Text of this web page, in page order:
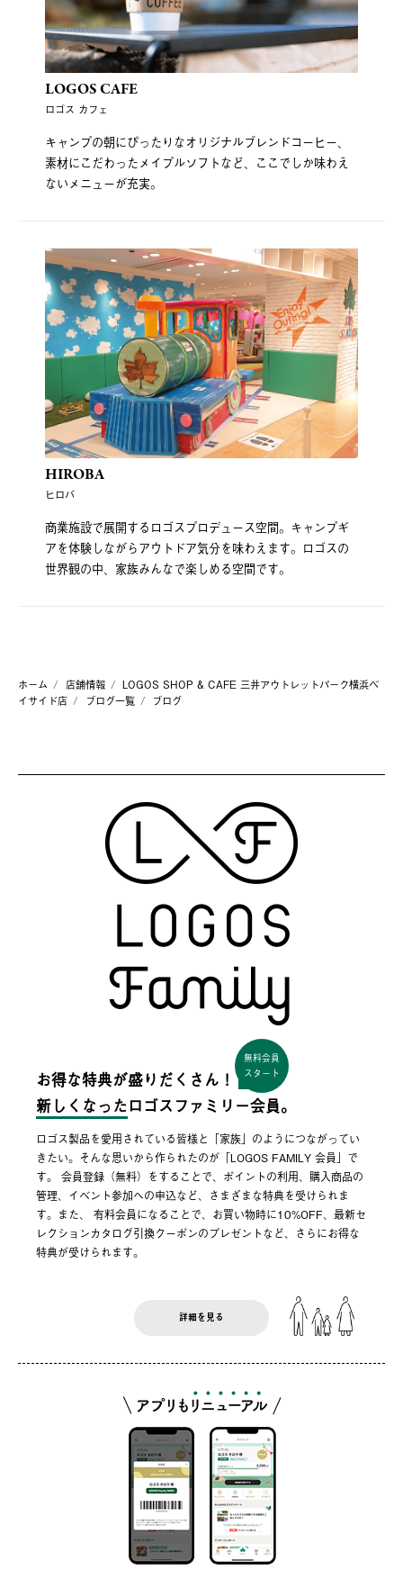
LOGOS CAFE
ロゴス カフェ
キャンプの朝にぴったりなオリジナルブレンドコーヒー、
素材にこだわったメイプルソフトなど、ここでしか味わえ
ないメニューが充実。
HIROBA
ヒロバ
商業施設で展開するロゴスプロデュース空間。キャンプギ
アを体験しながらアウトドア気分を味わえます。ロゴスの
世界観の中、家族みんなで楽しめる空間です。
ホーム 店舗情報
LOGOS SHOP & CAFE 三井アウトレットパーク横浜ベ
イサイド店
ブログ一覧 ブログ
お得な特典が盛りだくさん！
無料会員
スタート
新しくなった ロゴスファミリー会員。
ロゴス製品を愛用されている皆様と「家族」のようにつながってい
きたい。そんな思いから作られたのが「LOGOS FAMILY 会員」で
す。 会員登録（無料）をすることで、ポイントの利用、購入商品の
管理、イベント参加への申込など、さまざまな特典を受けられま
す。また、 有料会員になることで、お買い物時に10%OFF、最新セ
レクションカタログ引換クーポンのプレゼントなど、さらにお得な
特典が受けられます。
詳細を見る